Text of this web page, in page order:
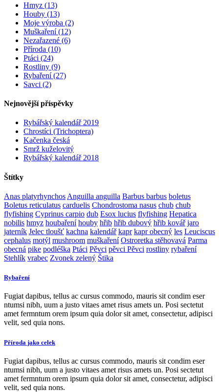
Hmyz (13)
Houby (13)
Moje výroba (2)
Muškaření (12)
Nezařazené (6)
Příroda (10)
Ptáci (24)
Rostliny (9)
Rybaření (27)
Savci (2)
Nejnovější příspěvky
Rybářský kalendář 2019
Chrostíci (Trichoptera)
Kačenka česká
Smrž kuželovitý
Rybářský kalendář 2018
Štítky
Anas platyrhynchos Anguilla anguilla Barbus barbus boletus
Boletus reticulatus carduelis Chondrostoma nasus chub chub
flyfishing Cyprinus carpio dub Esox lucius flyfishing Hepatica
nobilis hmyz houbaření houby hřib hřib dubový hřib kovář jaro
jaterník Jelec tloušť kachna kalendář kapr kapr obecný les Leuciscus
cephalus motýl mushroom muškaření Ostroretka stěhovavá Parma
obecná pike podléška Ptáci Pěvci pěvci Pěvci rostliny rybaření
Stehlík vrabec Zvonek zelený Štika
Rybaření
Fugiat dapibus, tellus ac cursus commodo, mauris sit condim eser
ntumsi nibh, uum a justo vitaes amet risus amets un. Posi sectetut
amet fermntum orem ipsum quia dolor sit amet, consectetur, adipisci
velit, sed quia nons.
Příroda jako celek
Fugiat dapibus, tellus ac cursus commodo, mauris sit condim eser
ntumsi nibh, uum a justo vitaes amet risus amets un. Posi sectetut
amet fermntum orem ipsum quia dolor sit amet, consectetur, adipisci
velit, sed quia nons.